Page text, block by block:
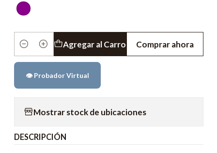
Cantidad
Agregar al Carro Comprar ahora
👁️ Probador Virtual
Mostrar stock de ubicaciones
DESCRIPCIÓN